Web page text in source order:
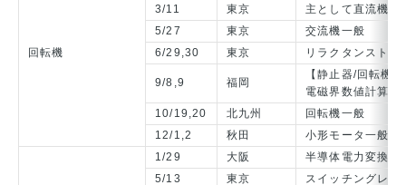
回転機
3/11
東京
主として直流機
5/27
東京
交流機一般
6/29,30
東京 リラクタンスト
9/8,9 福岡
【静止器/回転機
電磁界数値計算技
10/19,20
北九州
回転機一般
12/1,2
秋田 小形モータ一般，
1/29 大阪
半導体電力変換一
5/13
東京 スイッチングレギ